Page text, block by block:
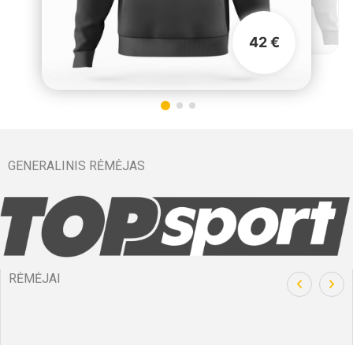
42 €
GENERALINIS RĖMĖJAS
RĖMĖJAI